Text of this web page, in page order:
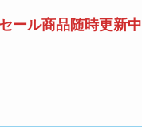
セール商品随時更新中